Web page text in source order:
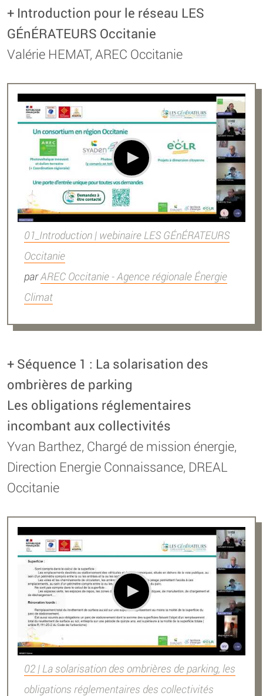
+ Introduction pour le réseau LES
GÉnÉRATEURS Occitanie
Valérie HEMAT, AREC Occitanie
01_Introduction | webinaire LES GÉnÉRATEURS
Occitanie
parAREC Occitanie - Agence régionale Énergie
Climat
+ Séquence 1 : La solarisation des
ombrières de parking
Les obligations réglementaires
incombant aux collectivités
Yvan Barthez, Chargé de mission énergie,
Direction Energie Connaissance, DREAL
Occitanie
02 | La solarisation des ombrières de parking, les
obligations réglementaires des collectivités